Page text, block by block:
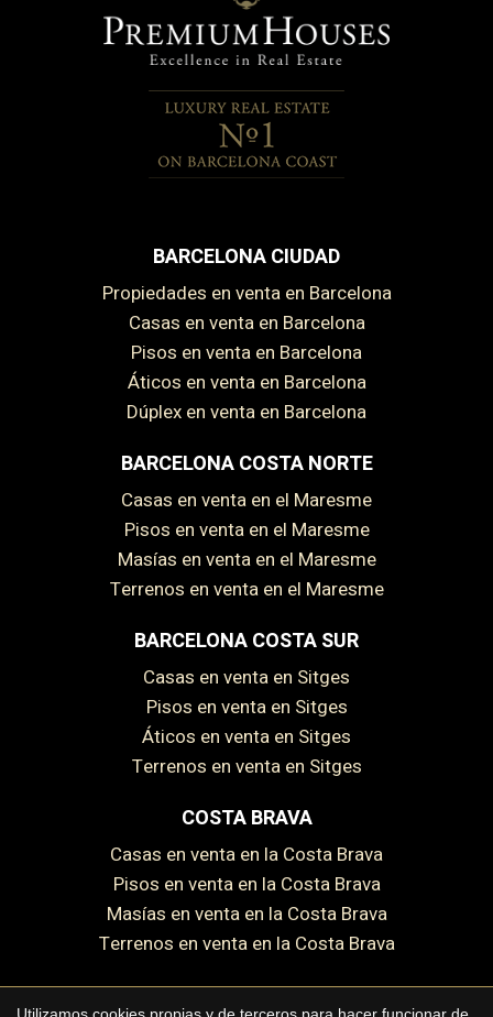
BARCELONA CIUDAD
Propiedades en venta en Barcelona
Casas en venta en Barcelona
Pisos en venta en Barcelona
Áticos en venta en Barcelona
Dúplex en venta en Barcelona
BARCELONA COSTA NORTE
Casas en venta en el Maresme
Pisos en venta en el Maresme
Masías en venta en el Maresme
Terrenos en venta en el Maresme
BARCELONA COSTA SUR
Casas en venta en Sitges
Pisos en venta en Sitges
Áticos en venta en Sitges
Terrenos en venta en Sitges
COSTA BRAVA
Casas en venta en la Costa Brava
Pisos en venta en la Costa Brava
Masías en venta en la Costa Brava
Terrenos en venta en la Costa Brava
Utilizamos cookies propias y de terceros para hacer funcionar de
Guardar configuración Aceptar todas